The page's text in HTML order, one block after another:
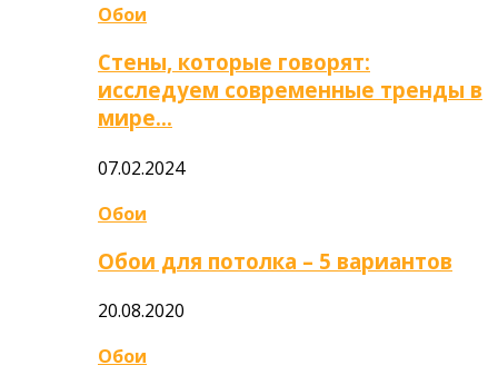
Обои
Стены, которые говорят:
исследуем современные тренды в
мире…
07.02.2024
Обои
Обои для потолка – 5 вариантов
20.08.2020
Обои